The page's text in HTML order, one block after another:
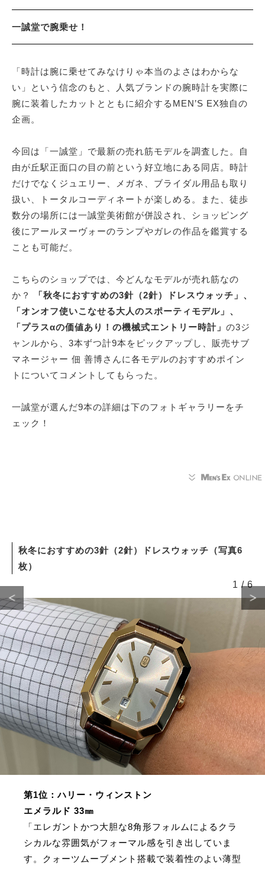
一誠堂で腕乗せ！
「時計は腕に乗せてみなけりゃ本当のよさはわからな
い」という信念のもと、人気ブランドの腕時計を実際に
腕に装着したカットとともに紹介するMEN’S EX独自の
企画。
今回は「一誠堂」で最新の売れ筋モデルを調査した。自
由が丘駅正面口の目の前という好立地にある同店。時計
だけでなくジュエリー、メガネ、ブライダル用品も取り
扱い、トータルコーディネートが楽しめる。また、徒歩
数分の場所には一誠堂美術館が併設され、ショッピング
後にアールヌーヴォーのランプやガレの作品を鑑賞する
ことも可能だ。
こちらのショップでは、今どんなモデルが売れ筋なの
か？
「秋冬におすすめの3針（2針）ドレスウォッチ」、
「オンオフ使いこなせる大人のスポーティモデル」、
「プラスαの価値あり！の機械式エントリー時計」 の3ジ
ャンルから、3本ずつ計9本をピックアップし、販売サブ
マネージャー 佃 善博さんに各モデルのおすすめポイン
トについてコメントしてもらった。
一誠堂が選んだ9本の詳細は下のフォトギャラリーをチ
ェック！
秋冬におすすめの3針（2針）ドレスウォッチ（写真6
枚）
第1位：ハリー・ウィンストン
エメラルド 33㎜
「エレガントかつ大胆な8角形フォルムによるクラ
シカルな雰囲気がフォーマル感を引き出していま
す。クォーツムーブメント搭載で装着性のよい薄型
1 /6